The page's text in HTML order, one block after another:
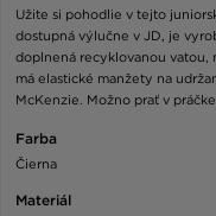
Užite si pohodlie v tejto
dostupná výlučne v JD, je
doplnená recyklovanou vatou,
má elastické manžety na
McKenzie. Možno prať v
Farba
Čierna
Materiál